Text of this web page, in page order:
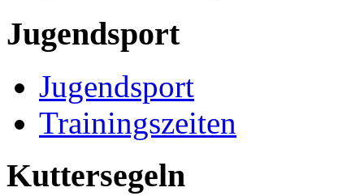
Jugendsport
Jugendsport
Trainingszeiten
Kuttersegeln